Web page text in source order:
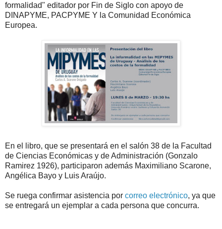
formalidad" editador por Fin de Siglo con apoyo de
DINAPYME, PACPYME Y la Comunidad Económica
Europea.
En el libro, que se presentará en el salón 38 de la Facultad
de Ciencias Económicas y de Administración (Gonzalo
Ramirez 1926), participaron además Maximiliano Scarone,
Angélica Bayo y Luis Araújo.
Se ruega confirmar asistencia por correo electrónico, ya que
se entregará un ejemplar a cada persona que concurra.